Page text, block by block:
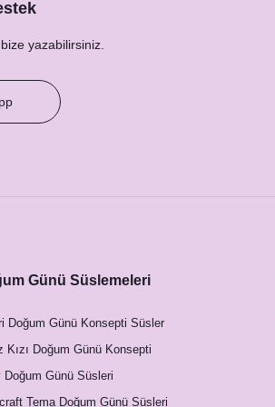
yazabilirsiniz.
Günü Süslemeleri
Doğum Günü Konsepti Süsler
Kızı Doğum Günü Konsepti
Doğum Günü Süsleri
Tema Doğum Günü Süsleri